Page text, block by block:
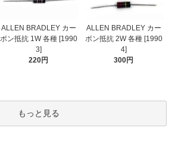
ALLEN BRADLEY カー
ボン抵抗 1W 各種 [1990
3]
220円
ALLEN BRADLEY カー
ボン抵抗 2W 各種 [1990
4]
300円
もっと見る